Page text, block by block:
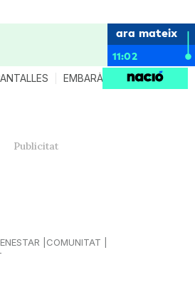
ara mateix
11:02
EMBARÀS CRIANÇA
COMUNITAT